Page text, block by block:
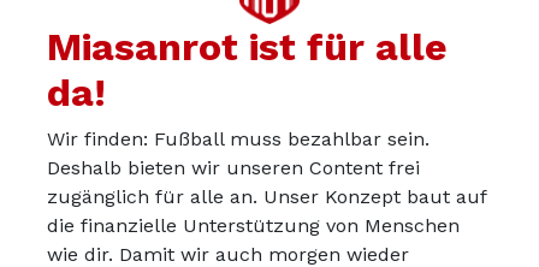
dass der zuletzt bei Hoffenheim nicht mehr in
Topform war.
Selbst für Neuer gibt es natürlich gute
Argumente. Aber die hätte Nagelsmann eher
vorbereiten müssen als zwei Minuten vor dem
Anpfiff des ersten Gruppenspiels – Achtung,
etwas Überspitzung.
Miasanrot ist für alle
da!
Wir finden: Fußball muss bezahlbar sein.
Deshalb bieten wir unseren Content frei
zugänglich für alle an. Unser Konzept baut auf
die finanzielle Unterstützung von Menschen
wie dir. Damit wir auch morgen wieder